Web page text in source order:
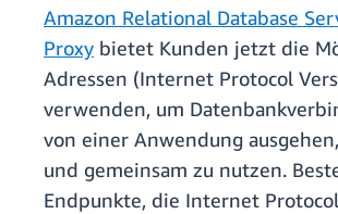
Amazon Relational Database
Proxy bietet Kunden jetzt die
Adressen (Internet Protocol
verwenden, um
von einer Anwendung
und gemeinsam zu nutzen.
Endpunkte, die Internet